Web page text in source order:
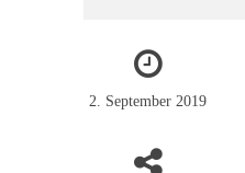
2. September 2019